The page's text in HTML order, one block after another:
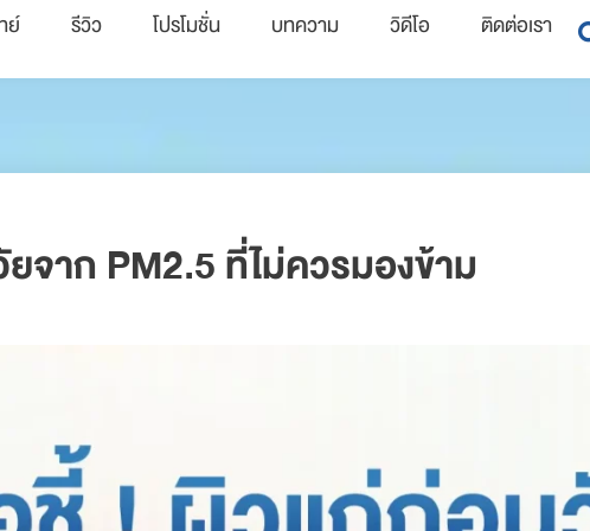
ย์ รีวิว โปรโมชั่น บทความ วิดีโอ ติดต่อเรา
าก PM2.5 ที่ไม่ควรมองข้าม